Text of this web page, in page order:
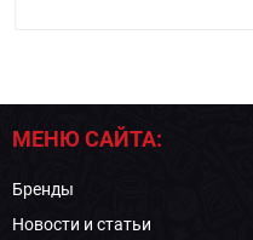
МЕНЮ САЙТА:
Бренды
Новости и статьи